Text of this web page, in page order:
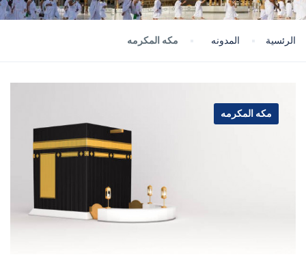
الرئسية المدونه مكه المكرمه
مكه المكرمه